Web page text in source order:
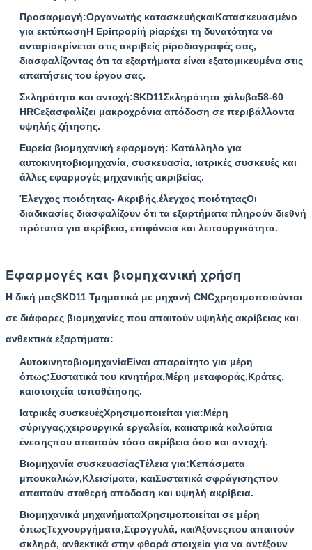
Προσαρμογή:Οργανωτής κατασκευήςκαιΚατασκευασμένο
για εκτύπωσηΗ Εpiιτροpiή piαρέχει τη δυνατότητα να
ανταpiοκρίνεται στις ακριβείς piροδιαγραφές σας,
διασφαλίζοντας ότι τα εξαρτήματα είναι εξατομικευμένα στις
απαιτήσεις του έργου σας.
Σκληρότητα και αντοχή:SKD11Σκληρότητα χάλυβα58-60
HRCεξασφαλίζει μακροχρόνια απόδοση σε περιβάλλοντα
υψηλής ζήτησης.
Ευρεία βιομηχανική εφαρμογή: Κατάλληλο για
αυτοκινητοβιομηχανία, συσκευασία, ιατρικές συσκευές και
άλλες εφαρμογές μηχανικής ακριβείας.
Έλεγχος ποιότητας- Ακριβής.έλεγχος ποιότηταςΟι
διαδικασίες διασφαλίζουν ότι τα εξαρτήματα πληρούν διεθνή
πρότυπα για ακρίβεια, επιφάνεια και λειτουργικότητα.
Εφαρμογές και βιομηχανική χρήση
Η δική μαςSKD11 Τμηματικά με μηχανή CNCχρησιμοποιούνται
σε διάφορες βιομηχανίες που απαιτούν υψηλής ακρίβειας και
ανθεκτικά εξαρτήματα:
ΑυτοκινητοβιομηχανίαΕίναι απαραίτητο για μέρη
όπως:Συστατικά του κινητήρα,Μέρη μεταφοράς,Κράτες,
καιστοιχεία τοποθέτησης.
Ιατρικές συσκευέςΧρησιμοποιείται για:Μέρη
σύριγγας,χειρουργικά εργαλεία, καιιατρικά καλούπια
ένεσηςπου απαιτούν τόσο ακρίβεια όσο και αντοχή.
Βιομηχανία συσκευασίαςΤέλεια για:Κεπάσματα
μπουκαλιών,Κλεισίματα, καιΣυστατικά σφράγισηςπου
απαιτούν σταθερή απόδοση και υψηλή ακρίβεια.
Βιομηχανικά μηχανήματαΧρησιμοποιείται σε μέρη
όπωςΤεχνουργήματα,Στρογγυλά, καιΆξονεςπου απαιτούν
σκληρά, ανθεκτικά στην φθορά στοιχεία για να αντέξουν